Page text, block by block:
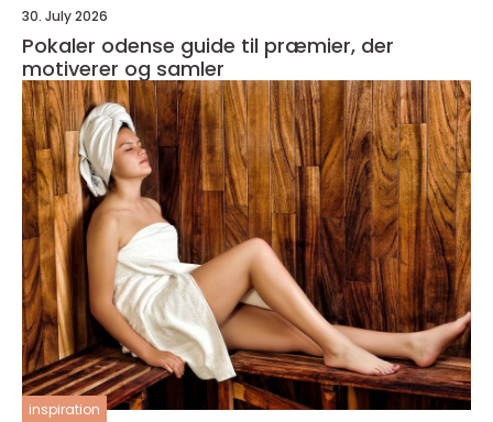
30. July 2026
Pokaler odense guide til præmier, der
motiverer og samler
inspiration